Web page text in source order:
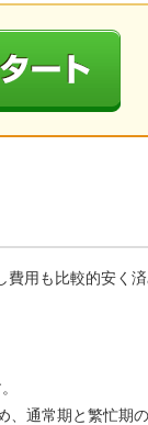
用も比較的安く済
、通常期と繁忙期